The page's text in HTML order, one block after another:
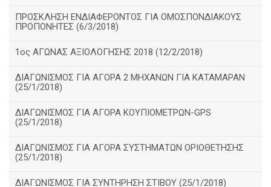
ΠΡΟΣΚΛΗΣΗ ΕΝΔΙΑΦΕΡΟΝΤΟΣ ΓΙΑ ΟΜΟΣΠΟΝΔΙΑΚΟΥΣ
ΠΡΟΠΟΝΗΤΕΣ (6/3/2018)
1ος ΑΓΩΝΑΣ ΑΞΙΟΛΟΓΗΣΗΣ 2018 (12/2/2018)
ΔΙΑΓΩΝΙΣΜΟΣ ΓΙΑ ΑΓΟΡΑ 2 ΜΗΧΑΝΩΝ ΓΙΑ ΚΑΤΑΜΑΡΑΝ
(25/1/2018)
ΔΙΑΓΩΝΙΣΜΟΣ ΓΙΑ ΑΓΟΡΑ ΚΟΥΠΙΟΜΕΤΡΩΝ-GPS
(25/1/2018)
ΔΙΑΓΩΝΙΣΜΟΣ ΓΙΑ ΑΓΟΡΑ ΣΥΣΤΗΜΑΤΩΝ ΟΡΙΟΘΕΤΗΣΗΣ
(25/1/2018)
ΔΙΑΓΩΝΙΣΜΟΣ ΓΙΑ ΣΥΝΤΗΡΗΣΗ ΣΤΙΒΟΥ (25/1/2018)